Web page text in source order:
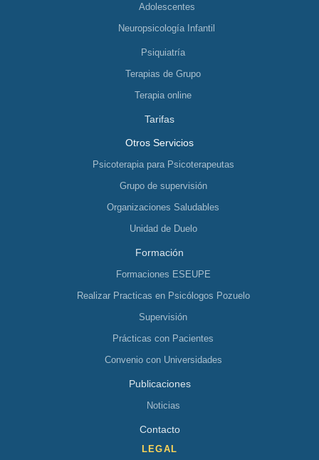
Adolescentes
Neuropsicología Infantil
Psiquiatría
Terapias de Grupo
Terapia online
Tarifas
Otros Servicios
Psicoterapia para Psicoterapeutas
Grupo de supervisión
Organizaciones Saludables
Unidad de Duelo
Formación
Formaciones ESEUPE
Realizar Practicas en Psicólogos Pozuelo
Supervisión
Prácticas con Pacientes
Convenio con Universidades
Publicaciones
Noticias
Contacto
LEGAL